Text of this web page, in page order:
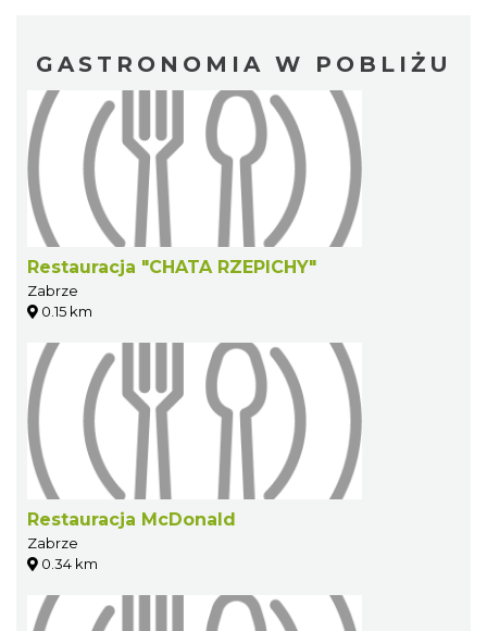
GASTRONOMIA W POBLIŻU
Restauracja "CHATA RZEPICHY"
Zabrze
0.15 km
Restauracja McDonald
Zabrze
0.34 km